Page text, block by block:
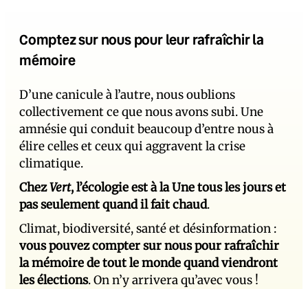
Comptez sur nous pour leur rafraîchir la
mémoire
D’une canicule à l’autre, nous oublions
collectivement ce que nous avons subi. Une
amnésie qui conduit beaucoup d’entre nous à
élire celles et ceux qui aggravent la crise
climatique.
ChezVert, l’écologie est à la Une tous les jours et
pas seulement quand il fait chaud.
Climat, biodiversité, santé et désinformation :
vous pouvez compter sur nous pour rafraîchir
la mémoire de tout le monde quand viendront
les élections. On n’y arrivera qu’avec vous !